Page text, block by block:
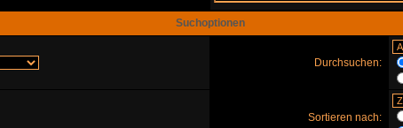
Suchoptionen
Durchsuchen:
Sortieren nach: